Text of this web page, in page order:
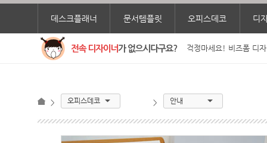
데스크플래너 문서템플릿 오피스데코 디
걱정마세요! 비즈폼 디
> 오피스데코 > 안내